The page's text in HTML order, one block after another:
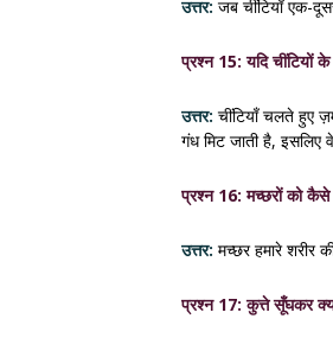
उत्तर: जब चींटियाँ एक-
प्रश्न 15: यदि चींटियों के
उत्तर: चींटियाँ चलते हुए
गंध मिट जाती है, इसलिए
प्रश्न 16: मच्छरों को
उत्तर: मच्छर हमारे
प्रश्न 17: कुत्ते सूँघकर